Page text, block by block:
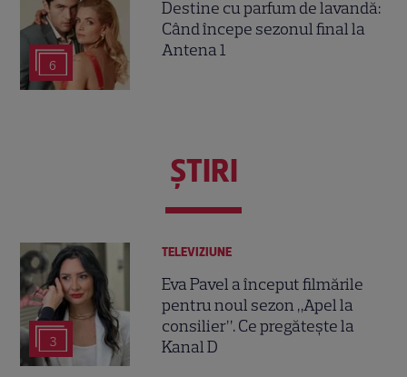
6
Destine cu parfum de lavandă:
Când începe sezonul final la
Antena 1
ŞTIRI
3
TELEVIZIUNE
Eva Pavel a început filmările
pentru noul sezon „Apel la
consilier”. Ce pregătește la
Kanal D